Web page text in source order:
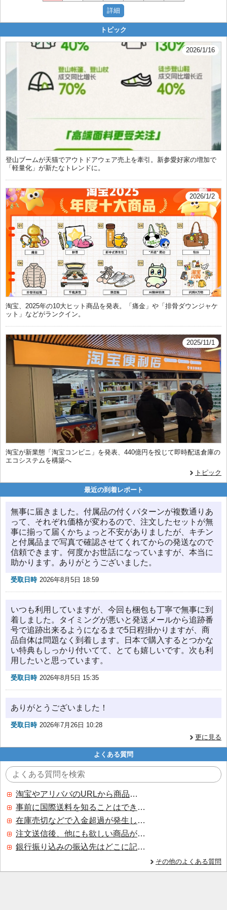
トピック
2026/1/16
登山ブームが天猫でアウトドアウェア売上を牽引。新参愛好家の増加で
「軽量化」が新たなトレンドに。
2026/1/2
淘宝、2025年の10大ヒット商品を発表。「痛金」や「排骨ダウンジャケ
ット」などがランクイン。
2025/11/1
淘宝が新業態「淘宝コンビニ」を発表、440億円を投じて即時配送倉庫の
エコシステムを構築へ
トピック
最近の到着レポート
無事に届きました。付属品の付くパターンが複数通りあ
って、それぞれ価格が変わるので、注文したセットが無
事に揃って届くかちょっと不安がありましたが、キチン
と付属品まで写真で確認させてくれてからの発送なので
信頼できます。何度かお世話になっていますが、本当に
助かります。ありがとうございました。
受取日時 2026年8月5日 18:59
いつも利用していますが、今回も梱包も丁寧で無事に到
着しました。タイミングが悪いと発送メールから追跡番
号で追跡出来るようになるまで5日程掛かりますが、商
品自体は問題なく到着します。日本で購入するとつかな
い特典もしっかり付いてて、とても嬉しいです。次も利
用したいと思っています。
受取日時 2026年8月5日 15:35
ありがとうございました！
受取日時 2026年7月26日 10:28
更に見る
よくある質問
淘宝やアリババのURLから商品を探すことはできますか？
事前に国際送料を知ることはできますか？
在庫売切などで入金超過が発生した場合はいつ返金されますか？
注文送信後、他にも欲しい商品が見つかった場合、追加注文できますか？
銀行振り込みの振込先はどこに記載されていますか？
その他のよくある質問